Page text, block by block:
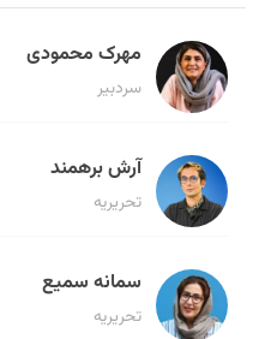
مهرک محمودی
سردبیر
آرش برهمند
تحریریه
سمانه سمیع
تحریریه